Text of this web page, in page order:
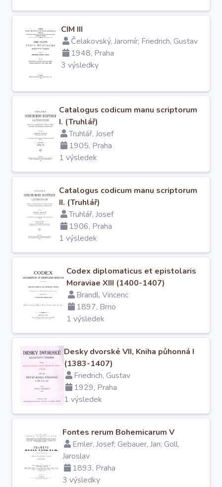
CIM III
Čelakovský, Jaromír; Friedrich, Gustav
1948, Praha
3 výsledky
Catalogus codicum manu scriptorum
I. (Truhlář)
Truhlář, Josef
1905, Praha
1 výsledek
Catalogus codicum manu scriptorum
II. (Truhlář)
Truhlář, Josef
1906, Praha
1 výsledek
Codex diplomaticus et epistolaris
Moraviae XIII (1400-1407)
Brandl, Vincenc
1897, Brno
1 výsledek
Desky dvorské VII, Kniha půhonná I
(1383-1407)
Friedrich, Gustav
1929, Praha
1 výsledek
Fontes rerum Bohemicarum V
Emler, Josef; Gebauer, Jan; Goll,
Jaroslav
1893, Praha
3 výsledky